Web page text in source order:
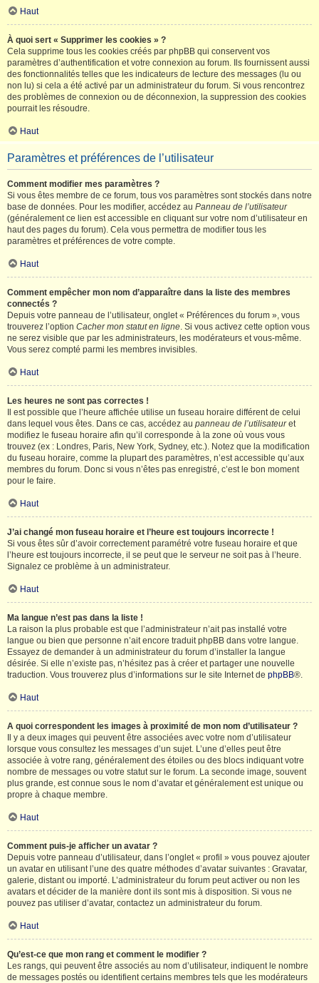
Haut
À quoi sert « Supprimer les cookies » ?
Cela supprime tous les cookies créés par phpBB qui conservent vos
paramètres d’authentification et votre connexion au forum. Ils fournissent aussi
des fonctionnalités telles que les indicateurs de lecture des messages (lu ou
non lu) si cela a été activé par un administrateur du forum. Si vous rencontrez
des problèmes de connexion ou de déconnexion, la suppression des cookies
pourrait les résoudre.
Haut
Paramètres et préférences de l’utilisateur
Comment modifier mes paramètres ?
Si vous êtes membre de ce forum, tous vos paramètres sont stockés dans notre
base de données. Pour les modifier, accédez au Panneau de l’utilisateur
(généralement ce lien est accessible en cliquant sur votre nom d’utilisateur en
haut des pages du forum). Cela vous permettra de modifier tous les
paramètres et préférences de votre compte.
Haut
Comment empêcher mon nom d’apparaître dans la liste des membres
connectés ?
Depuis votre panneau de l’utilisateur, onglet « Préférences du forum », vous
trouverez l’option Cacher mon statut en ligne. Si vous activez cette option vous
ne serez visible que par les administrateurs, les modérateurs et vous-même.
Vous serez compté parmi les membres invisibles.
Haut
Les heures ne sont pas correctes !
Il est possible que l’heure affichée utilise un fuseau horaire différent de celui
dans lequel vous êtes. Dans ce cas, accédez au panneau de l’utilisateuret
modifiez le fuseau horaire afin qu’il corresponde à la zone où vous vous
trouvez (ex : Londres, Paris, New York, Sydney, etc.). Notez que la modification
du fuseau horaire, comme la plupart des paramètres, n’est accessible qu’aux
membres du forum. Donc si vous n’êtes pas enregistré, c’est le bon moment
pour le faire.
Haut
J’ai changé mon fuseau horaire et l’heure est toujours incorrecte !
Si vous êtes sûr d’avoir correctement paramétré votre fuseau horaire et que
l’heure est toujours incorrecte, il se peut que le serveur ne soit pas à l’heure.
Signalez ce problème à un administrateur.
Haut
Ma langue n’est pas dans la liste !
La raison la plus probable est que l’administrateur n’ait pas installé votre
langue ou bien que personne n’ait encore traduit phpBB dans votre langue.
Essayez de demander à un administrateur du forum d’installer la langue
désirée. Si elle n’existe pas, n’hésitez pas à créer et partager une nouvelle
traduction. Vous trouverez plus d’informations sur le site Internet de phpBB®.
Haut
A quoi correspondent les images à proximité de mon nom d’utilisateur ?
Il y a deux images qui peuvent être associées avec votre nom d’utilisateur
lorsque vous consultez les messages d’un sujet. L’une d’elles peut être
associée à votre rang, généralement des étoiles ou des blocs indiquant votre
nombre de messages ou votre statut sur le forum. La seconde image, souvent
plus grande, est connue sous le nom d’avatar et généralement est unique ou
propre à chaque membre.
Haut
Comment puis-je afficher un avatar ?
Depuis votre panneau d’utilisateur, dans l’onglet « profil » vous pouvez ajouter
un avatar en utilisant l’une des quatre méthodes d’avatar suivantes : Gravatar,
galerie, distant ou importé. L’administrateur du forum peut activer ou non les
avatars et décider de la manière dont ils sont mis à disposition. Si vous ne
pouvez pas utiliser d’avatar, contactez un administrateur du forum.
Haut
Qu’est-ce que mon rang et comment le modifier ?
Les rangs, qui peuvent être associés au nom d’utilisateur, indiquent le nombre
de messages postés ou identifient certains membres tels que les modérateurs